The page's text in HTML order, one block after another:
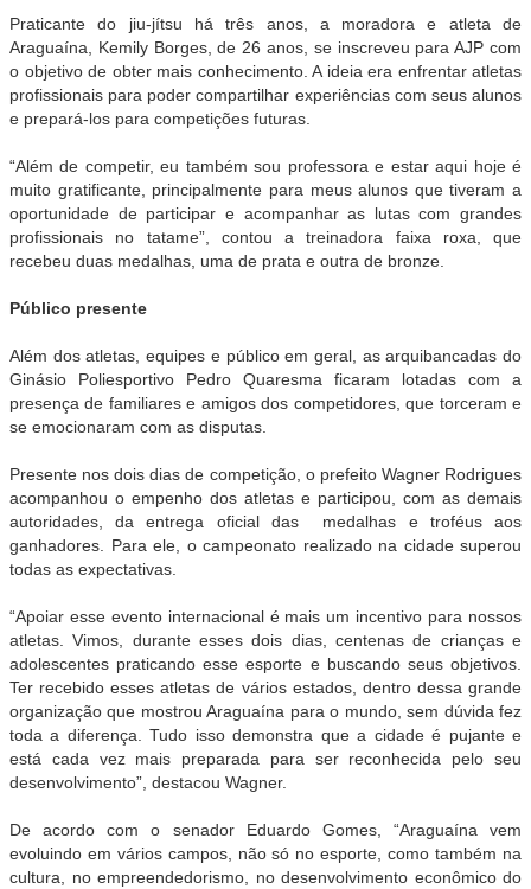
Praticante do jiu-jítsu há três anos, a moradora e atleta de
Araguaína, Kemily Borges, de 26 anos, se inscreveu para AJP com
o objetivo de obter mais conhecimento. A ideia era enfrentar atletas
profissionais para poder compartilhar experiências com seus alunos
e prepará-los para competições futuras.
“Além de competir, eu também sou professora e estar aqui hoje é
muito gratificante, principalmente para meus alunos que tiveram a
oportunidade de participar e acompanhar as lutas com grandes
profissionais no tatame”, contou a treinadora faixa roxa, que
recebeu duas medalhas, uma de prata e outra de bronze.
Público presente
Além dos atletas, equipes e público em geral, as arquibancadas do
Ginásio Poliesportivo Pedro Quaresma ficaram lotadas com a
presença de familiares e amigos dos competidores, que torceram e
se emocionaram com as disputas.
Presente nos dois dias de competição, o prefeito Wagner Rodrigues
acompanhou o empenho dos atletas e participou, com as demais
autoridades, da entrega oficial das medalhas e troféus aos
ganhadores. Para ele, o campeonato realizado na cidade superou
todas as expectativas.
“Apoiar esse evento internacional é mais um incentivo para nossos
atletas. Vimos, durante esses dois dias, centenas de crianças e
adolescentes praticando esse esporte e buscando seus objetivos.
Ter recebido esses atletas de vários estados, dentro dessa grande
organização que mostrou Araguaína para o mundo, sem dúvida fez
toda a diferença. Tudo isso demonstra que a cidade é pujante e
está cada vez mais preparada para ser reconhecida pelo seu
desenvolvimento”, destacou Wagner.
De acordo com o senador Eduardo Gomes, “Araguaína vem
evoluindo em vários campos, não só no esporte, como também na
cultura, no empreendedorismo, no desenvolvimento econômico do